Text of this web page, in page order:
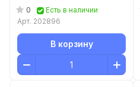
Modula RT SLIM 12В
0
Есть в наличии
Арт. 202896
В корзину